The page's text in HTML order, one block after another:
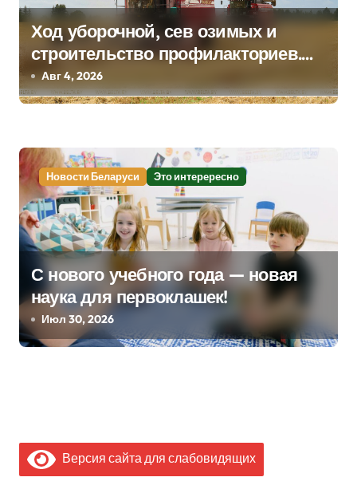
я
м
Ход уборочной, сев озимых и
строительство профилакториев.
Лукашенко заслушал доклад главы
Минсельхозпрода
Авг 4, 2026
Новости Беларуси Это интерересно
С нового учебного года — новая
наука для первоклашек!
Июл 30, 2026
Версия сайта для слабовидящих